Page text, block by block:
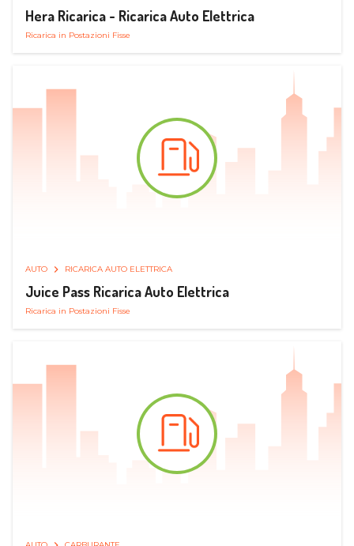
Hera Ricarica - Ricarica Auto Elettrica
Ricarica in Postazioni Fisse
AUTO RICARICA AUTO ELETTRICA
Juice Pass Ricarica Auto Elettrica
Ricarica in Postazioni Fisse